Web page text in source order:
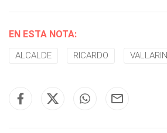
EN ESTA NOTA:
ALCALDE RICARDO